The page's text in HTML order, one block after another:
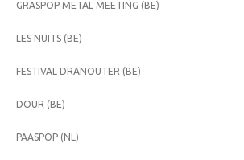
GRASPOP METAL MEETING (BE)
LES NUITS (BE)
FESTIVAL DRANOUTER (BE)
DOUR (BE)
PAASPOP (NL)